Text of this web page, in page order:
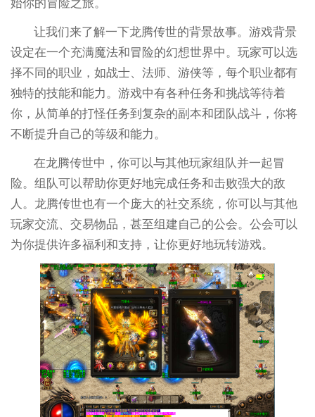
始你的冒险之旅。
让我们来了解一下龙腾传世的背景故事。游戏背景
设定在一个充满魔法和冒险的幻想世界中。玩家可以选
择不同的职业，如战士、法师、游侠等，每个职业都有
独特的技能和能力。游戏中有各种任务和挑战等待着
你，从简单的打怪任务到复杂的副本和团队战斗，你将
不断提升自己的等级和能力。
在龙腾传世中，你可以与其他玩家组队并一起冒
险。组队可以帮助你更好地完成任务和击败强大的敌
人。龙腾传世也有一个庞大的社交系统，你可以与其他
玩家交流、交易物品，甚至组建自己的公会。公会可以
为你提供许多福利和支持，让你更好地玩转游戏。